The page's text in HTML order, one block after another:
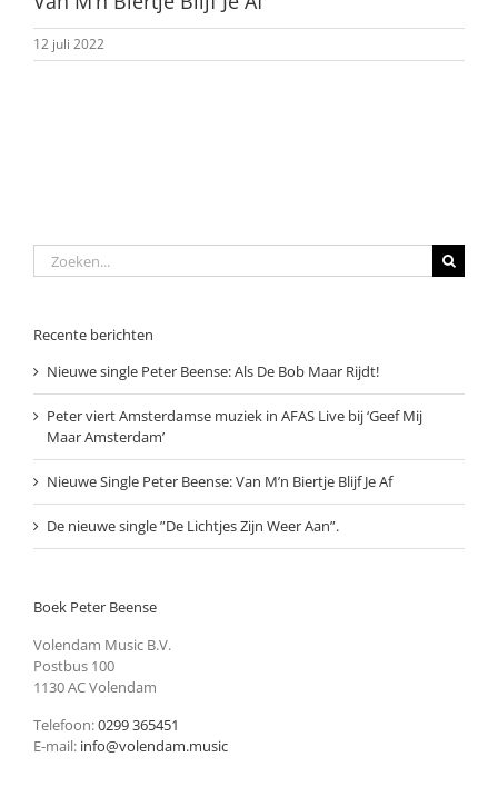
12 juli 2022
Zoeken
naar:
Recente berichten
Nieuwe single Peter Beense: Als De Bob Maar Rijdt!
Peter viert Amsterdamse muziek in AFAS Live bij ‘Geef Mij
Maar Amsterdam’
Nieuwe Single Peter Beense: Van M’n Biertje Blijf Je Af
De nieuwe single ”De Lichtjes Zijn Weer Aan”.
Boek Peter Beense
Volendam Music B.V.
Postbus 100
1130 AC Volendam
Telefoon:0299 365451
E-mail: info@volendam.music